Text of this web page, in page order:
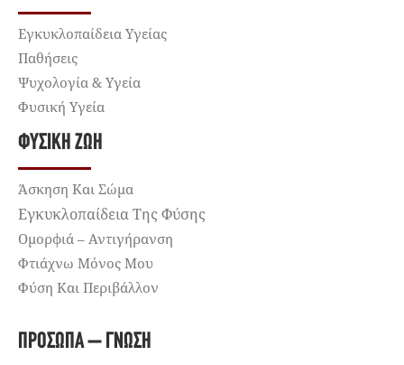
Εγκυκλοπαίδεια Υγείας
Παθήσεις
Ψυχολογία & Υγεία
Φυσική Υγεία
ΦΥΣΙΚΉ ΖΩΉ
Άσκηση Και Σώμα
Εγκυκλοπαίδεια Της Φύσης
Ομορφιά – Αντιγήρανση
Φτιάχνω Μόνος Μου
Φύση Και Περιβάλλον
ΠΡΌΣΩΠΑ – ΓΝΏΣΗ